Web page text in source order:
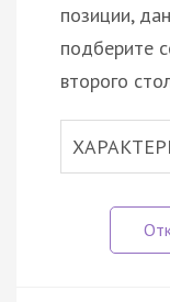
позиции,
подберите
второго